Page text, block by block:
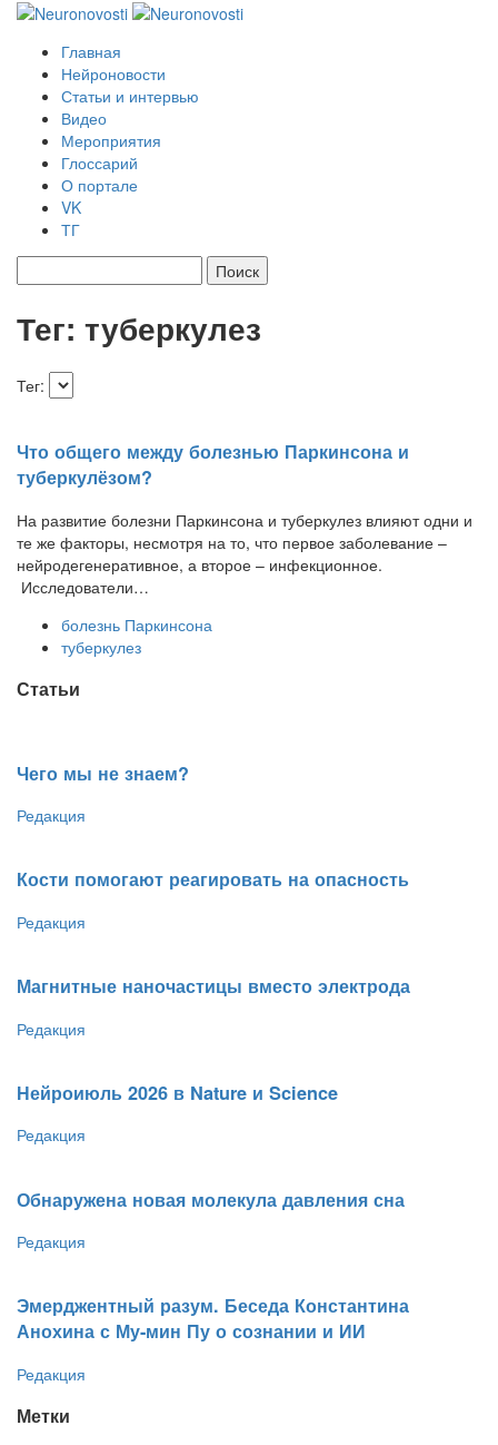
Главная
Нейроновости
Статьи и интервью
Видео
Мероприятия
Глоссарий
О портале
VK
ТГ
Тег: туберкулез
Тег:
Что общего между болезнью Паркинсона и
туберкулёзом?
На развитие болезни Паркинсона и туберкулез влияют одни и
те же факторы, несмотря на то, что первое заболевание –
нейродегенеративное, а второе – инфекционное.
Исследователи…
болезнь Паркинсона
туберкулез
Статьи
Чего мы не знаем?
Редакция
Кости помогают реагировать на опасность
Редакция
Магнитные наночастицы вместо электрода
Редакция
Нейроиюль 2026 в Nature и Science
Редакция
Обнаружена новая молекула давления сна
Редакция
Эмерджентный разум. Беседа Константина
Анохина с Му-мин Пу о сознании и ИИ
Редакция
Метки